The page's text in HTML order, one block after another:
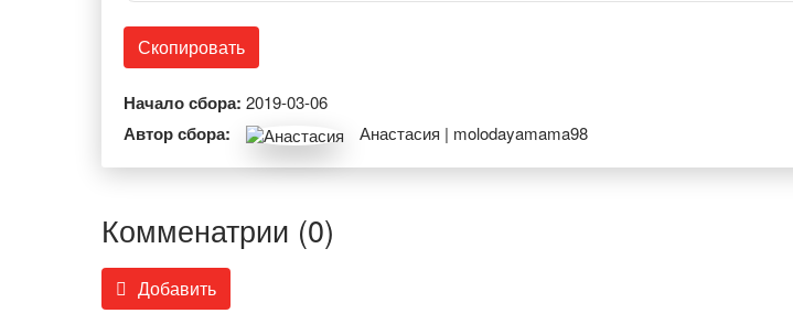
Скопировать
Начало сбора: 2019-03-06
Автор сбора: Анастасия | molodayamama98
Комменатрии (0)
Добавить